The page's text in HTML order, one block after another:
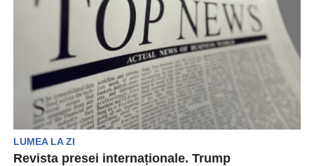
LUMEA LA ZI
Revista presei internaționale. Trump